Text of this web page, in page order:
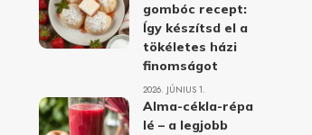
gombóc recept:
Így készítsd el a
tökéletes házi
finomságot
2026. JÚNIUS 1.
Alma-cékla-répa
lé – a legjobb